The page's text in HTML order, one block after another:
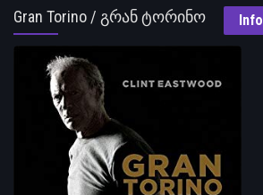
Gran Torino / გრან ტორინო Info